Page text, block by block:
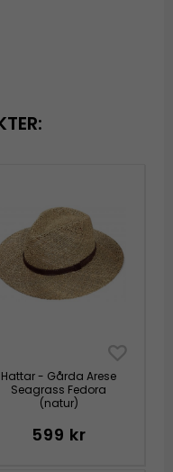
Hattar - Gårda Arese
Seagrass Fedora
(natur)
599 kr